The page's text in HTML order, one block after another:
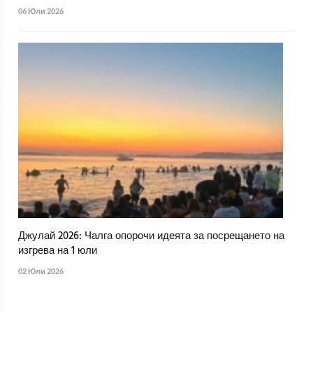
06 Юли 2026
Джулай 2026: Чалга опорочи идеята за посрещането на
изгрева на 1 юли
02 Юли 2026